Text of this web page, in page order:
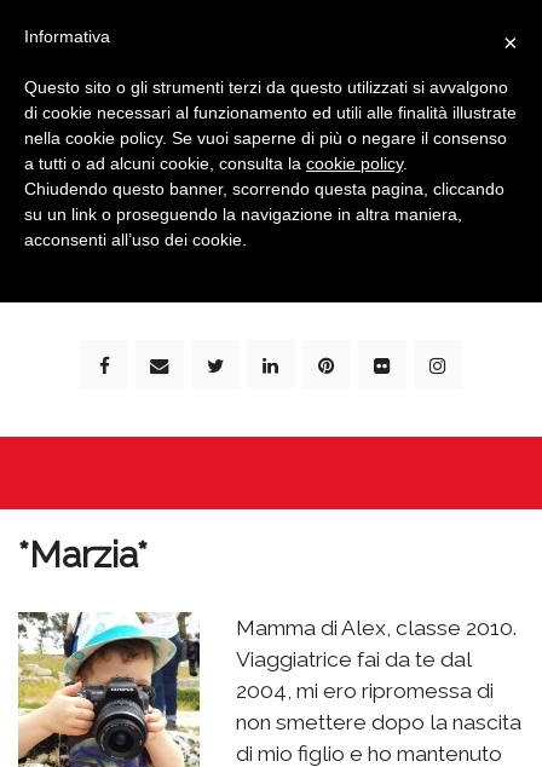
bimbi e viaggi - family travel blog: community #1 in
*Marzia*
Mamma di Alex, classe 2010.
Viaggiatrice fai da te dal
2004, mi ero ripromessa di
non smettere dopo la nascita
di mio figlio e ho mantenuto
×
Informativa
Questo sito o gli strumenti terzi da questo utilizzati si avvalgono
di cookie necessari al funzionamento ed utili alle finalità illustrate
nella cookie policy. Se vuoi saperne di più o negare il consenso
a tutti o ad alcuni cookie, consulta la cookie policy.
Chiudendo questo banner, scorrendo questa pagina, cliccando
su un link o proseguendo la navigazione in altra maniera,
acconsenti all’uso dei cookie.